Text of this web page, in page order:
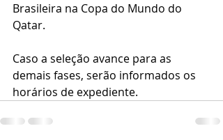
Brasileira na Copa do Mundo do
Qatar.
Caso a seleção avance para as
demais fases, serão informados os
horários de expediente.